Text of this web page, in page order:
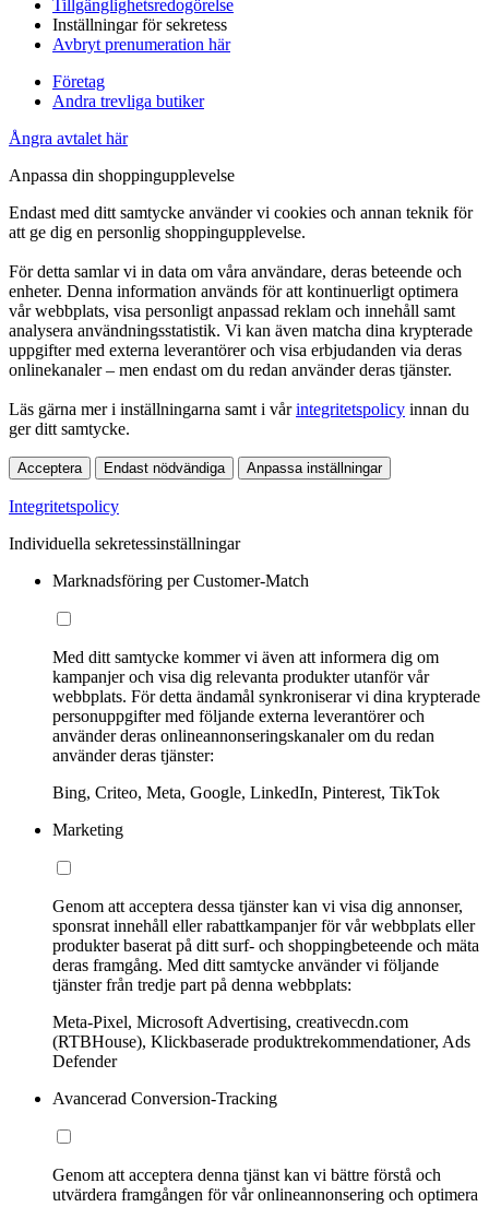
Tillgänglighetsredogörelse
Inställningar för sekretess
Avbryt prenumeration här
Företag
Andra trevliga butiker
Ångra avtalet här
Anpassa din shoppingupplevelse
Endast med ditt samtycke använder vi cookies och annan teknik för
att ge dig en personlig shoppingupplevelse.
För detta samlar vi in data om våra användare, deras beteende och
enheter. Denna information används för att kontinuerligt optimera
vår webbplats, visa personligt anpassad reklam och innehåll samt
analysera användningsstatistik. Vi kan även matcha dina krypterade
uppgifter med externa leverantörer och visa erbjudanden via deras
onlinekanaler – men endast om du redan använder deras tjänster.
Läs gärna mer i inställningarna samt i vårintegritetspolicy innan du
ger ditt samtycke.
Acceptera Endast nödvändiga Anpassa inställningar
Integritetspolicy
Individuella sekretessinställningar
Marknadsföring per Customer-Match
Med ditt samtycke kommer vi även att informera dig om
kampanjer och visa dig relevanta produkter utanför vår
webbplats. För detta ändamål synkroniserar vi dina krypterade
personuppgifter med följande externa leverantörer och
använder deras onlineannonseringskanaler om du redan
använder deras tjänster:
Bing, Criteo, Meta, Google, LinkedIn, Pinterest, TikTok
Marketing
Genom att acceptera dessa tjänster kan vi visa dig annonser,
sponsrat innehåll eller rabattkampanjer för vår webbplats eller
produkter baserat på ditt surf- och shoppingbeteende och mäta
deras framgång. Med ditt samtycke använder vi följande
tjänster från tredje part på denna webbplats:
Meta-Pixel, Microsoft Advertising, creativecdn.com
(RTBHouse), Klickbaserade produktrekommendationer, Ads
Defender
Avancerad Conversion-Tracking
Genom att acceptera denna tjänst kan vi bättre förstå och
utvärdera framgången för vår onlineannonsering och optimera